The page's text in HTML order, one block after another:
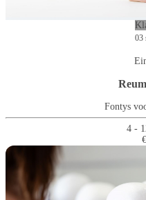
03
Fontys
4 -